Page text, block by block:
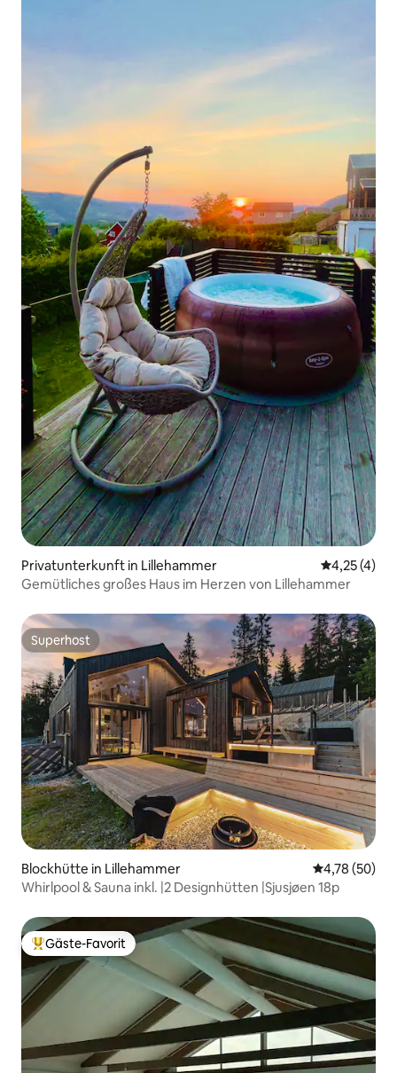
Privatunterkunft in Lillehammer
4,25 (4)
Gemütliches großes Haus im Herzen von Lillehammer
Superhost
Superhost
Blockhütte in Lillehammer
4,78 (50)
Whirlpool & Sauna inkl. |2 Designhütten |Sjusjøen 18p
Beliebter Gäste-Favorit.
Gäste-Favorit